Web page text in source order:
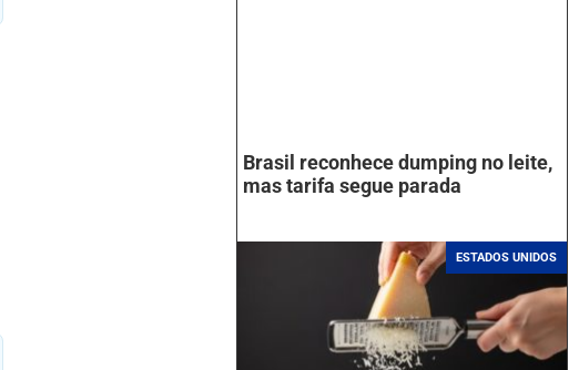
Brasil reconhece dumping no leite,
mas tarifa segue parada
ESTADOS UNIDOS